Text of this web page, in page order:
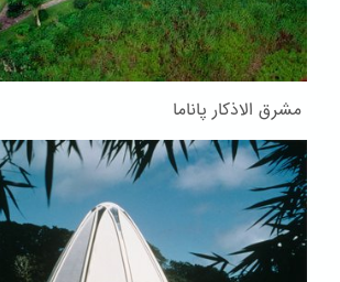
مشرق الاذکار پاناما